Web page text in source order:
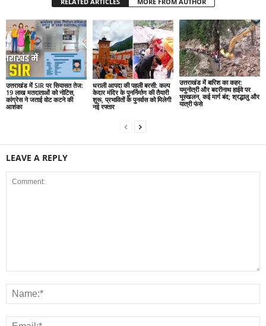
उत्तराखंड में SIR पर सियासत तेज:
19 लाख मतदाताओं को नोटिस,
कांग्रेस ने जताई वोट कटने की
आशंका
धराली आपदा की पहली बरसी: कल्प
केदार मंदिर के पुनर्निर्माण की तैयारी
शुरू, प्रभावितों के पुनर्वास को मिलेगी
नई रफ्तार
उत्तराखंड में बारिश का कहर:
यमुनोत्री और बदरीनाथ हाईवे पर
भूस्खलन, कई मार्ग बंद; श्रद्धालु और
यात्री फंसे
LEAVE A REPLY